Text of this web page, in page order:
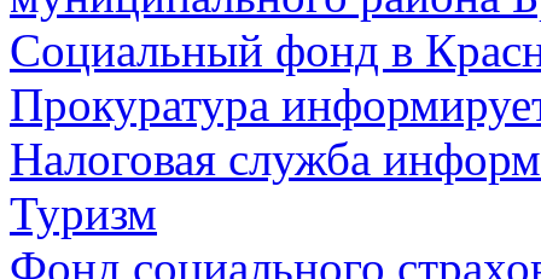
Социальный фонд в
Прокуратура
Налоговая служба
Туризм
Фонд социального